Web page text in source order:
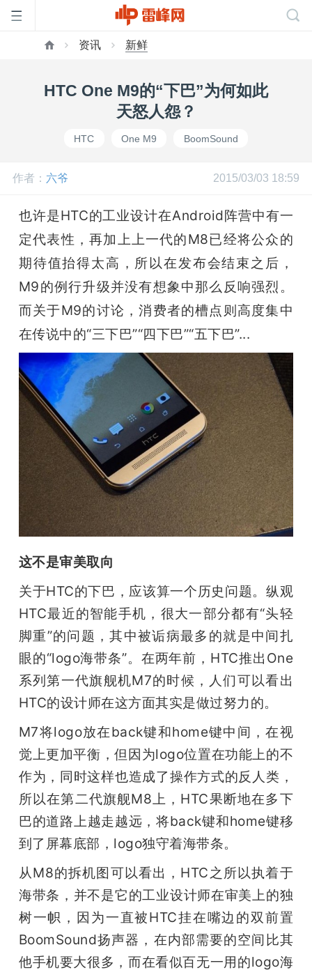
公
开
课
活
动
心
GAIR
专
爱
搞
机
资讯 新鲜
HTC One M9的“下巴”为何如此
天怒人怨？
HTC One M9 BoomSound
作者： 六爷 2015/03/03 18:59
也许是HTC的工业设计在Android阵营中有一
定代表性，再加上上一代的M8已经将公众的
期待值抬得太高，所以在发布会结束之后，
M9的例行升级并没有想象中那么反响强烈。
而关于M9的讨论，消费者的槽点则高度集中
在传说中的“三下巴”“四下巴”“五下巴”...
这不是审美取向
关于HTC的下巴，应该算一个历史问题。纵观
HTC最近的智能手机，很大一部分都有“头轻
脚重”的问题，其中被诟病最多的就是中间扎
眼的“logo海带条”。在两年前，HTC推出One
系列第一代旗舰机M7的时候，人们可以看出
HTC的设计师在这方面其实是做过努力的。
M7将logo放在back键和home键中间，在视
觉上更加平衡，但因为logo位置在功能上的不
作为，同时这样也造成了操作方式的反人类，
所以在第二代旗舰M8上，HTC果断地在多下
巴的道路上越走越远，将back键和home键移
到了屏幕底部，logo独守着海带条。
从M8的拆机图可以看出，HTC之所以执着于
海带条，并不是它的工业设计师在审美上的独
树一帜，因为一直被HTC挂在嘴边的双前置
BoomSound扬声器，在内部需要的空间比其
他手机要大很多，而在看似百无一用的logo海